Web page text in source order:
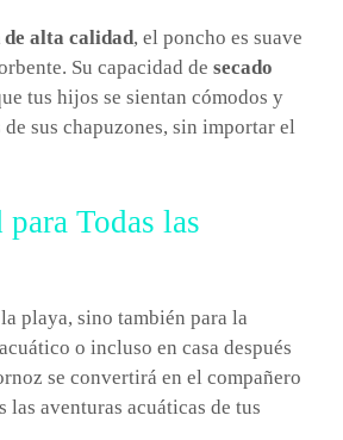
de alta calidad, el poncho es suave
Su capacidad de secado
tus hijos se sientan cómodos y
de sus chapuzones, sin importar el
Todas las
playa, sino también para la
o incluso en casa después
se convertirá en el compañero
las aventuras acuáticas de tus